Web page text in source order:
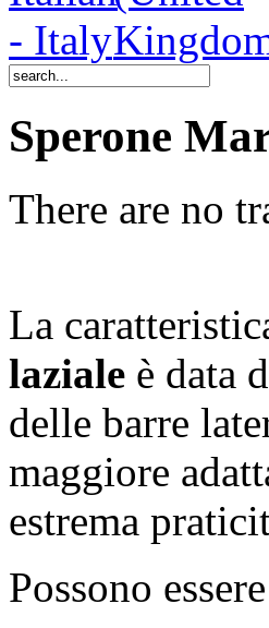
Sperone
There are no
La
laziale è data
delle barre
maggiore
estrema
Possono